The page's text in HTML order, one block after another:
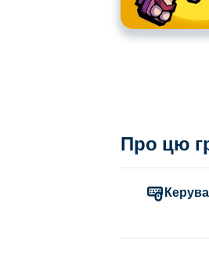
Тут ви можете
Про цю